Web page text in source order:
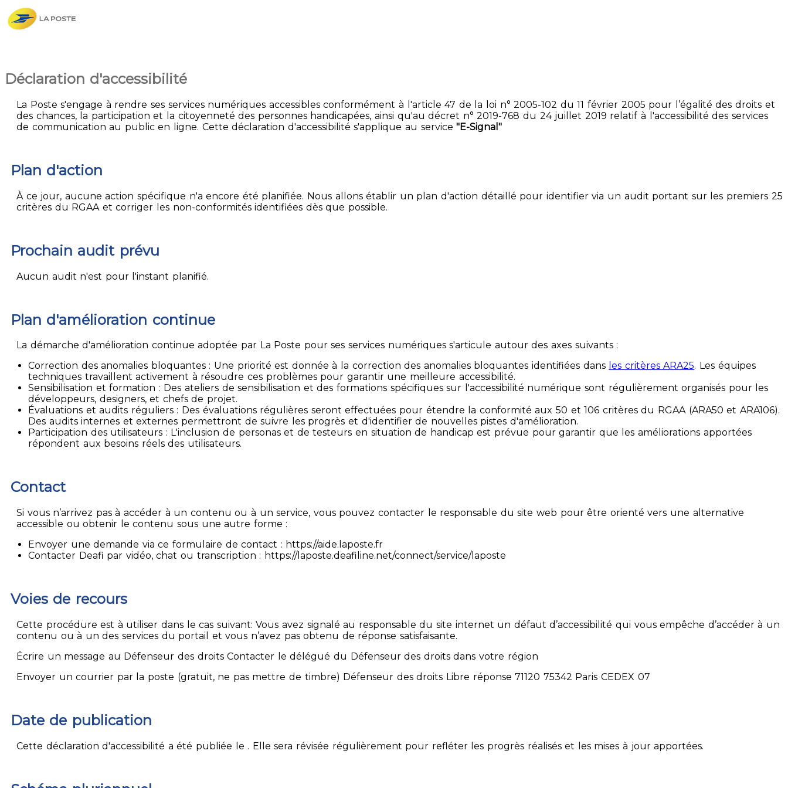
Déclaration d'accessibilité
La Poste s'engage à rendre ses services numériques accessibles conformément à l'article 47 de la loi n° 2005-102 du 11 février 2005 pour l’égalité des droits et
des chances, la participation et la citoyenneté des personnes handicapées, ainsi qu'au décret n° 2019-768 du 24 juillet 2019 relatif à l'accessibilité des services
de communication au public en ligne. Cette déclaration d'accessibilité s'applique au service"E-Signal"
Plan d'action
À ce jour, aucune action spécifique n'a encore été planifiée. Nous allons établir un plan d'action détaillé pour identifier via un audit portant sur les premiers 25
critères du RGAA et corriger les non-conformités identifiées dès que possible.
Prochain audit prévu
Aucun audit n'est pour l'instant planifié.
Plan d'amélioration continue
La démarche d'amélioration continue adoptée par La Poste pour ses services numériques s'articule autour des axes suivants :
Correction des anomalies bloquantes : Une priorité est donnée à la correction des anomalies bloquantes identifiées dans les critères ARA25. Les équipes
techniques travaillent activement à résoudre ces problèmes pour garantir une meilleure accessibilité.
Sensibilisation et formation : Des ateliers de sensibilisation et des formations spécifiques sur l'accessibilité numérique sont régulièrement organisés pour les
développeurs, designers, et chefs de projet.
Évaluations et audits réguliers : Des évaluations régulières seront effectuées pour étendre la conformité aux 50 et 106 critères du RGAA (ARA50 et ARA106).
Des audits internes et externes permettront de suivre les progrès et d'identifier de nouvelles pistes d'amélioration.
Participation des utilisateurs : L'inclusion de personas et de testeurs en situation de handicap est prévue pour garantir que les améliorations apportées
répondent aux besoins réels des utilisateurs.
Contact
Si vous n’arrivez pas à accéder à un contenu ou à un service, vous pouvez contacter le responsable du site web pour être orienté vers une alternative
accessible ou obtenir le contenu sous une autre forme :
Envoyer une demande via ce formulaire de contact : https://aide.laposte.fr
Contacter Deafi par vidéo, chat ou transcription : https://laposte.deafiline.net/connect/service/laposte
Voies de recours
Cette procédure est à utiliser dans le cas suivant: Vous avez signalé au responsable du site internet un défaut d’accessibilité qui vous empêche d’accéder à un
contenu ou à un des services du portail et vous n’avez pas obtenu de réponse satisfaisante.
Écrire un message au Défenseur des droits Contacter le délégué du Défenseur des droits dans votre région
Envoyer un courrier par la poste (gratuit, ne pas mettre de timbre) Défenseur des droits Libre réponse 71120 75342 Paris CEDEX 07
Date de publication
Cette déclaration d'accessibilité a été publiée le . Elle sera révisée régulièrement pour refléter les progrès réalisés et les mises à jour apportées.